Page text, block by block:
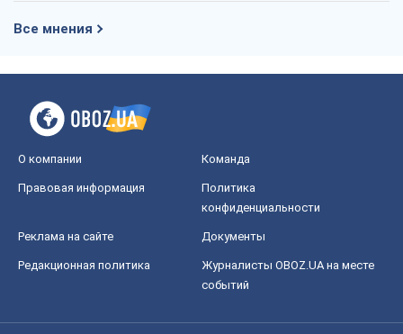
Все мнения
О компании Команда
Правовая информация
Политика
конфиденциальности
Реклама на сайте Документы
Редакционная политика
Журналисты OBOZ.UA на месте
событий